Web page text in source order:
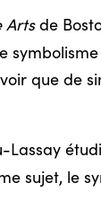
Artsde
que de
Lassay
sujet, le